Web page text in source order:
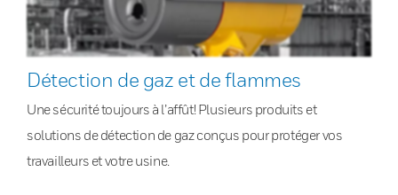
Détection de gaz et de flammes
Une sécurité toujours à l’affût! Plusieurs produits et
solutions de détection de gaz conçus pour protéger vos
travailleurs et votre usine.